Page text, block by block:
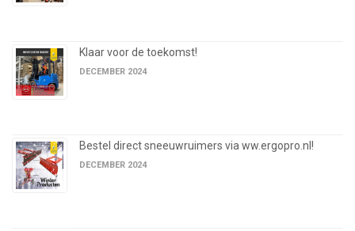
Klaar voor de toekomst!
DECEMBER 2024
Bestel direct sneeuwruimers via ww.ergopro.nl!
DECEMBER 2024